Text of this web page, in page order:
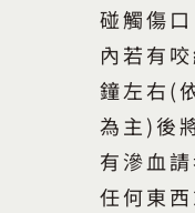
碰觸傷
內若有
鐘左右(
為主)後
有滲血
任何東